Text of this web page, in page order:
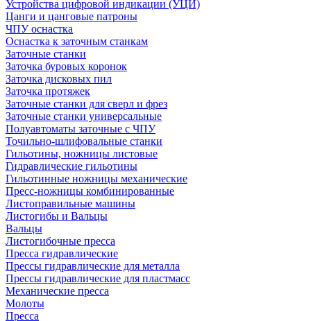
Устройства цифровой индикации (УЦИ)
Цанги и цанговые патроны
ЧПУ оснастка
Оснастка к заточным станкам
Заточные станки
Заточка буровых коронок
Заточка дисковых пил
Заточка протяжек
Заточные станки для сверл и фрез
Заточные станки универсальные
Полуавтоматы заточные с ЧПУ
Точильно-шлифовальные станки
Гильотины, ножницы листовые
Гидравлические гильотины
Гильотинные ножницы механические
Пресс-ножницы комбинированные
Листоправильные машины
Листогибы и Вальцы
Вальцы
Листогибочные пресса
Пресса гидравлические
Прессы гидравлические для металла
Прессы гидравлические для пластмасс
Механические пресса
Молоты
Пресса